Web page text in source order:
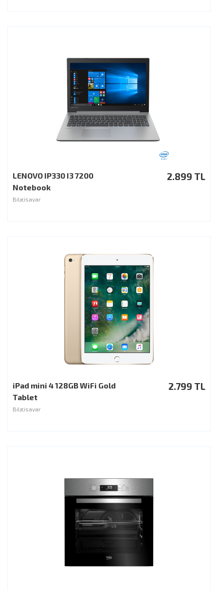
LENOVO IP330 I3 7200
Notebook
Bilgisayar
2.899 TL
iPad mini 4 128GB WiFi Gold
Tablet
Bilgisayar
2.799 TL